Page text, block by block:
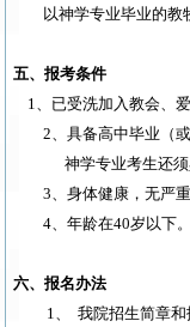
以神学专业毕业的
五、报考条件
1、已受洗加入教会、
2、具备高中毕业（
神学专业考生还
3、身体健康，无严
4、年龄在40岁以下。
六、报名办法
1、
我院招生简章